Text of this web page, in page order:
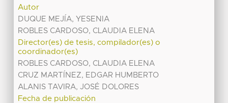
Autor
DUQUE MEJÍA, YESENIA
ROBLES CARDOSO, CLAUDIA ELENA
Director(es) de tesis, compilador(es) o
coordinador(es)
ROBLES CARDOSO, CLAUDIA ELENA
CRUZ MARTÍNEZ, EDGAR HUMBERTO
ALANIS TAVIRA, JOSÉ DOLORES
Fecha de publicación